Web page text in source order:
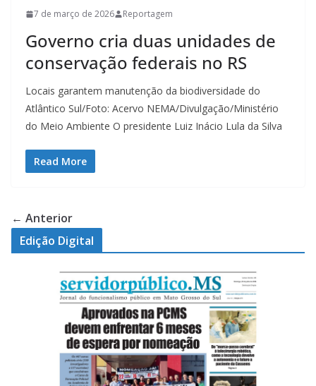
7 de março de 2026 Reportagem
Governo cria duas unidades de
conservação federais no RS
Locais garantem manutenção da biodiversidade do
Atlântico Sul/Foto: Acervo NEMA/Divulgação/Ministério
do Meio Ambiente O presidente Luiz Inácio Lula da Silva
Read More
← Anterior
Edição Digital